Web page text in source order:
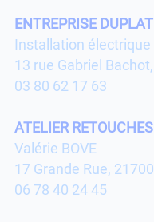
ENTREPRISE DUPLAT
Installation électrique
13 rue Gabriel
03 80 62 17 63
ATELIER
Valérie BOVE
17 Grande Rue,
06 78 40 24 45